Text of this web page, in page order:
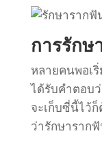
การรักษ
หลายคนพอเ
ได้รับคำตอบ
จะเก็บซี่นี้ไว้
ว่ารักษาราก